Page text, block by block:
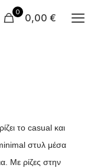
0 0,00 €
το casual και
στυλ μέσα
Με ρίζες στην